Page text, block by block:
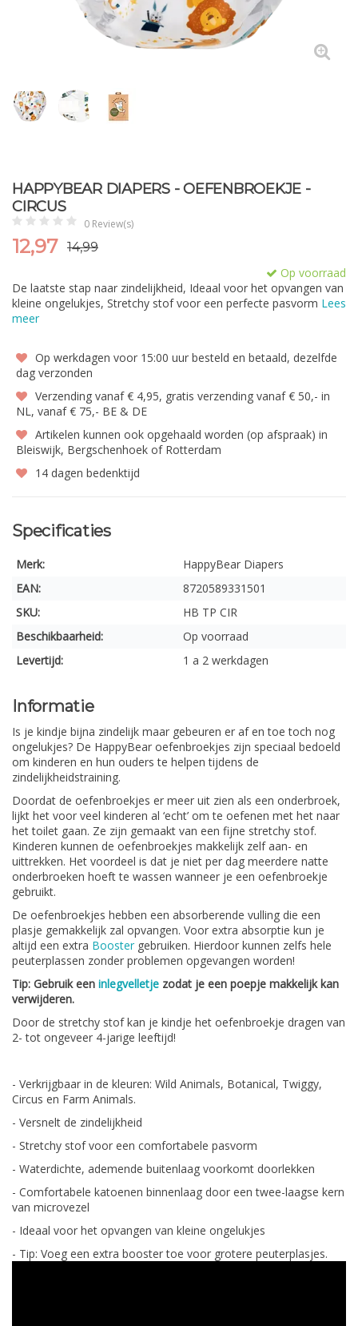
HAPPYBEAR DIAPERS - OEFENBROEKJE -
CIRCUS
0 Review(s)
12,97 14,99
Op voorraad
De laatste stap naar zindelijkheid, Ideaal voor het opvangen van
kleine ongelukjes, Stretchy stof voor een perfecte pasvorm Lees
meer
Op werkdagen voor 15:00 uur besteld en betaald, dezelfde
dag verzonden
Verzending vanaf € 4,95, gratis verzending vanaf € 50,- in
NL, vanaf € 75,- BE & DE
Artikelen kunnen ook opgehaald worden (op afspraak) in
Bleiswijk, Bergschenhoek of Rotterdam
14 dagen bedenktijd
Specificaties
Merk:
HappyBear Diapers
EAN:
8720589331501
SKU:
HB TP CIR
Beschikbaarheid:
Op voorraad
Levertijd:
1 a 2 werkdagen
Informatie
Is je kindje bijna zindelijk maar gebeuren er af en toe toch nog
ongelukjes? De HappyBear oefenbroekjes zijn speciaal bedoeld
om kinderen en hun ouders te helpen tijdens de
zindelijkheidstraining.
Doordat de oefenbroekjes er meer uit zien als een onderbroek,
lijkt het voor veel kinderen al ‘echt’ om te oefenen met het naar
het toilet gaan. Ze zijn gemaakt van een fijne stretchy stof.
Kinderen kunnen de oefenbroekjes makkelijk zelf aan- en
uittrekken. Het voordeel is dat je niet per dag meerdere natte
onderbroeken hoeft te wassen wanneer je een oefenbroekje
gebruikt.
De oefenbroekjes hebben een absorberende vulling die een
plasje gemakkelijk zal opvangen. Voor extra absorptie kun je
altijd een extra Booster gebruiken. Hierdoor kunnen zelfs hele
peuterplassen zonder problemen opgevangen worden!
Tip: Gebruik een inlegvelletje zodat je een poepje makkelijk kan
verwijderen.
Door de stretchy stof kan je kindje het oefenbroekje dragen van
2- tot ongeveer 4-jarige leeftijd!
- Verkrijgbaar in de kleuren: Wild Animals, Botanical, Twiggy,
Circus en Farm Animals.
- Versnelt de zindelijkheid
- Stretchy stof voor een comfortabele pasvorm
- Waterdichte, ademende buitenlaag voorkomt doorlekken
- Comfortabele katoenen binnenlaag door een twee-laagse kern
van microvezel
- Ideaal voor het opvangen van kleine ongelukjes
- Tip: Voeg een extra booster toe voor grotere peuterplasjes.